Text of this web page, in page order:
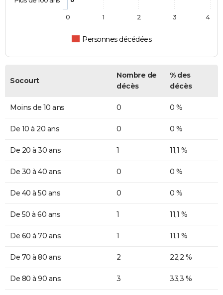
Personnes décédées
0 1 2 3 4
Socourt
Nombre de
décès
% des
décès
Moins de 10 ans 0 0 %
De 10 à 20 ans 0 0 %
De 20 à 30 ans 1 11,1 %
De 30 à 40 ans 0 0 %
De 40 à 50 ans 0 0 %
De 50 à 60 ans 1 11,1 %
De 60 à 70 ans 1 11,1 %
De 70 à 80 ans 2 22,2 %
De 80 à 90 ans 3 33,3 %